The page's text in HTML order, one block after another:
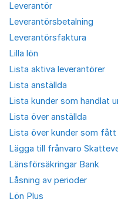
Leverantör
Leverantörsbetalning
Leverantörsfaktura
Lilla lön
Lista aktiva leverantörer
Lista anställda
Lista kunder som handlat
Lista över anställda
Lista över kunder som
Lägga till frånvaro
Länsförsäkringar Bank
Låsning av perioder
Lön Plus